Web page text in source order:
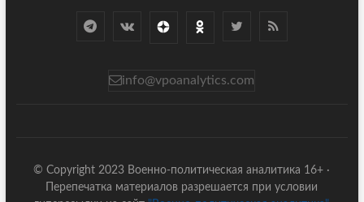
info@vpoanalytics.com
© Copyright 2023 Военно-политическая аналитика 16+ ·
Перепечатка материалов разрешается при условии